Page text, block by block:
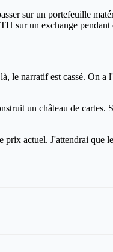
sur un portefeuille
sur un exchange
le narratif est cassé. On
un château de cartes.
actuel. J'attendrai que